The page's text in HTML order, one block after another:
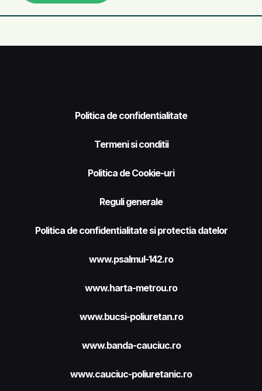
Politica de confidentialitate
Termeni si conditii
Politica de Cookie-uri
Reguli generale
Politica de confidentialitate si protectia datelor
www.psalmul-142.ro
www.harta-metrou.ro
www.bucsi-poliuretan.ro
www.banda-cauciuc.ro
www.cauciuc-poliuretanic.ro